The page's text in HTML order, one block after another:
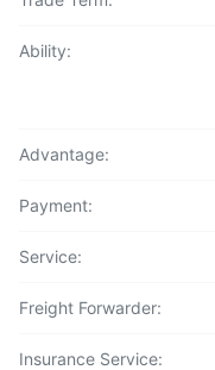
Ability:
Advantage:
Payment:
Service:
Freight Forwarder:
Insurance Service: